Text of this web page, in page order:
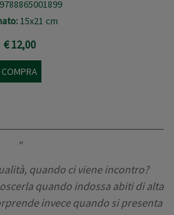
9788865001899
15x21 cm
€ 12,00
COMPRA
"
quando ci viene incontro?
quando indossa abiti di alta
invece quando si presenta